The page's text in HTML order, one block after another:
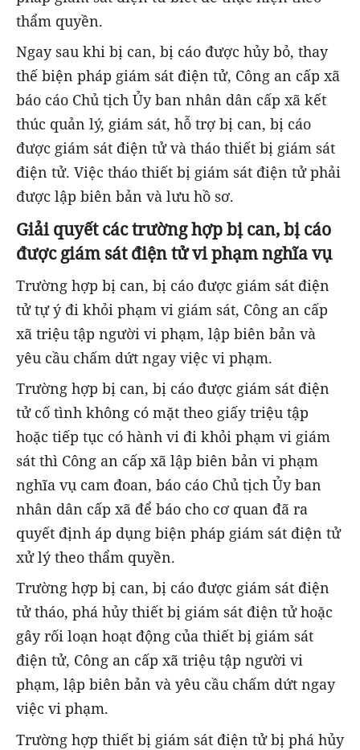
thẩm quyền.
Ngay sau khi bị can, bị cáo được hủy bỏ, thay
thế biện pháp giám sát điện tử, Công an cấp xã
báo cáo Chủ tịch Ủy ban nhân dân cấp xã kết
thúc quản lý, giám sát, hỗ trợ bị can, bị cáo
được giám sát điện tử và tháo thiết bị giám sát
điện tử. Việc tháo thiết bị giám sát điện tử phải
được lập biên bản và lưu hồ sơ.
Giải quyết các trường hợp bị can, bị cáo
được giám sát điện tử vi phạm nghĩa vụ
Trường hợp bị can, bị cáo được giám sát điện
tử tự ý đi khỏi phạm vi giám sát, Công an cấp
xã triệu tập người vi phạm, lập biên bản và
yêu cầu chấm dứt ngay việc vi phạm.
Trường hợp bị can, bị cáo được giám sát điện
tử cố tình không có mặt theo giấy triệu tập
hoặc tiếp tục có hành vi đi khỏi phạm vi giám
sát thì Công an cấp xã lập biên bản vi phạm
nghĩa vụ cam đoan, báo cáo Chủ tịch Ủy ban
nhân dân cấp xã để báo cho cơ quan đã ra
quyết định áp dụng biện pháp giám sát điện tử
xử lý theo thẩm quyền.
Trường hợp bị can, bị cáo được giám sát điện
tử tháo, phá hủy thiết bị giám sát điện tử hoặc
gây rối loạn hoạt động của thiết bị giám sát
điện tử, Công an cấp xã triệu tập người vi
phạm, lập biên bản và yêu cầu chấm dứt ngay
việc vi phạm.
Trường hợp thiết bị giám sát điện tử bị phá hủy